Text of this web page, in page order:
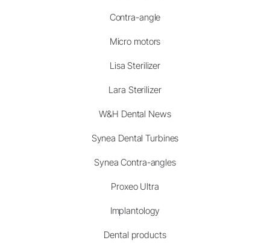
Contra-angle
Micro motors
Lisa Sterilizer
Lara Sterilizer
W&H Dental News
Synea Dental Turbines
Synea Contra-angles
Proxeo Ultra
Implantology
Dental products